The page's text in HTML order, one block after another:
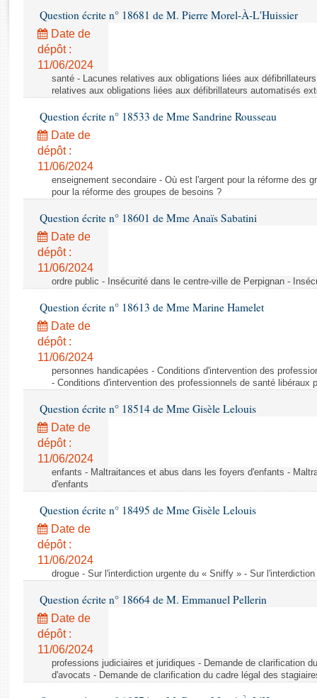
Rapports législatifs
Rapports sur l'application des lois
Baromètre de l’application des lois
Dossiers législatifs
Budget et sécurité sociale
Questions écrites et orales
Comptes rendus des débats
Question écrite n° 18681 de M. Pierre Morel-À-L'Huissier
Date de
dépôt :
11/06/2024
santé - Lacunes relatives aux obligations liées aux
relatives aux obligations liées aux défibrillateurs automatisés
Question écrite n° 18533 de Mme Sandrine Rousseau
Date de
dépôt :
11/06/2024
enseignement secondaire - Où est l'argent pour la réforme des
pour la réforme des groupes de besoins ?
Question écrite n° 18601 de Mme Anaïs Sabatini
Date de
dépôt :
11/06/2024
ordre public - Insécurité dans le centre-ville de Perpignan -
Question écrite n° 18613 de Mme Marine Hamelet
Date de
dépôt :
11/06/2024
personnes handicapées - Conditions d'intervention des
- Conditions d'intervention des professionnels de santé libéraux
Question écrite n° 18514 de Mme Gisèle Lelouis
Date de
dépôt :
11/06/2024
enfants - Maltraitances et abus dans les foyers d'enfants -
d'enfants
Question écrite n° 18495 de Mme Gisèle Lelouis
Date de
dépôt :
11/06/2024
drogue - Sur l'interdiction urgente du « Sniffy » - Sur
Question écrite n° 18664 de M. Emmanuel Pellerin
Date de
dépôt :
11/06/2024
professions judiciaires et juridiques - Demande de clarification
d'avocats - Demande de clarification du cadre légal des